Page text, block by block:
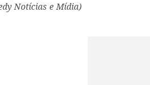
Notícias e Mídia)